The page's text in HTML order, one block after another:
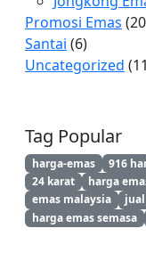
Promosi Emas
Santai (6)
Uncategorized
Tag Popular
harga-emas 916
24 karat
harga
emas malaysia
harga emas semasa